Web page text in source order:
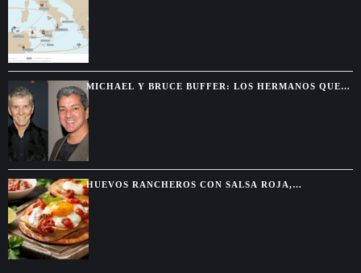
MICHAEL Y BRUCE BUFFER: LOS HERMANOS QUE
SE DESCUBRIERON GRACIAS A UNA PELEA POR
TELEVISIÓN
HUEVOS RANCHEROS CON SALSA ROJA,
TORTILLAS DORADAS Y SABOR DE DESAYUNO
MEXICANO